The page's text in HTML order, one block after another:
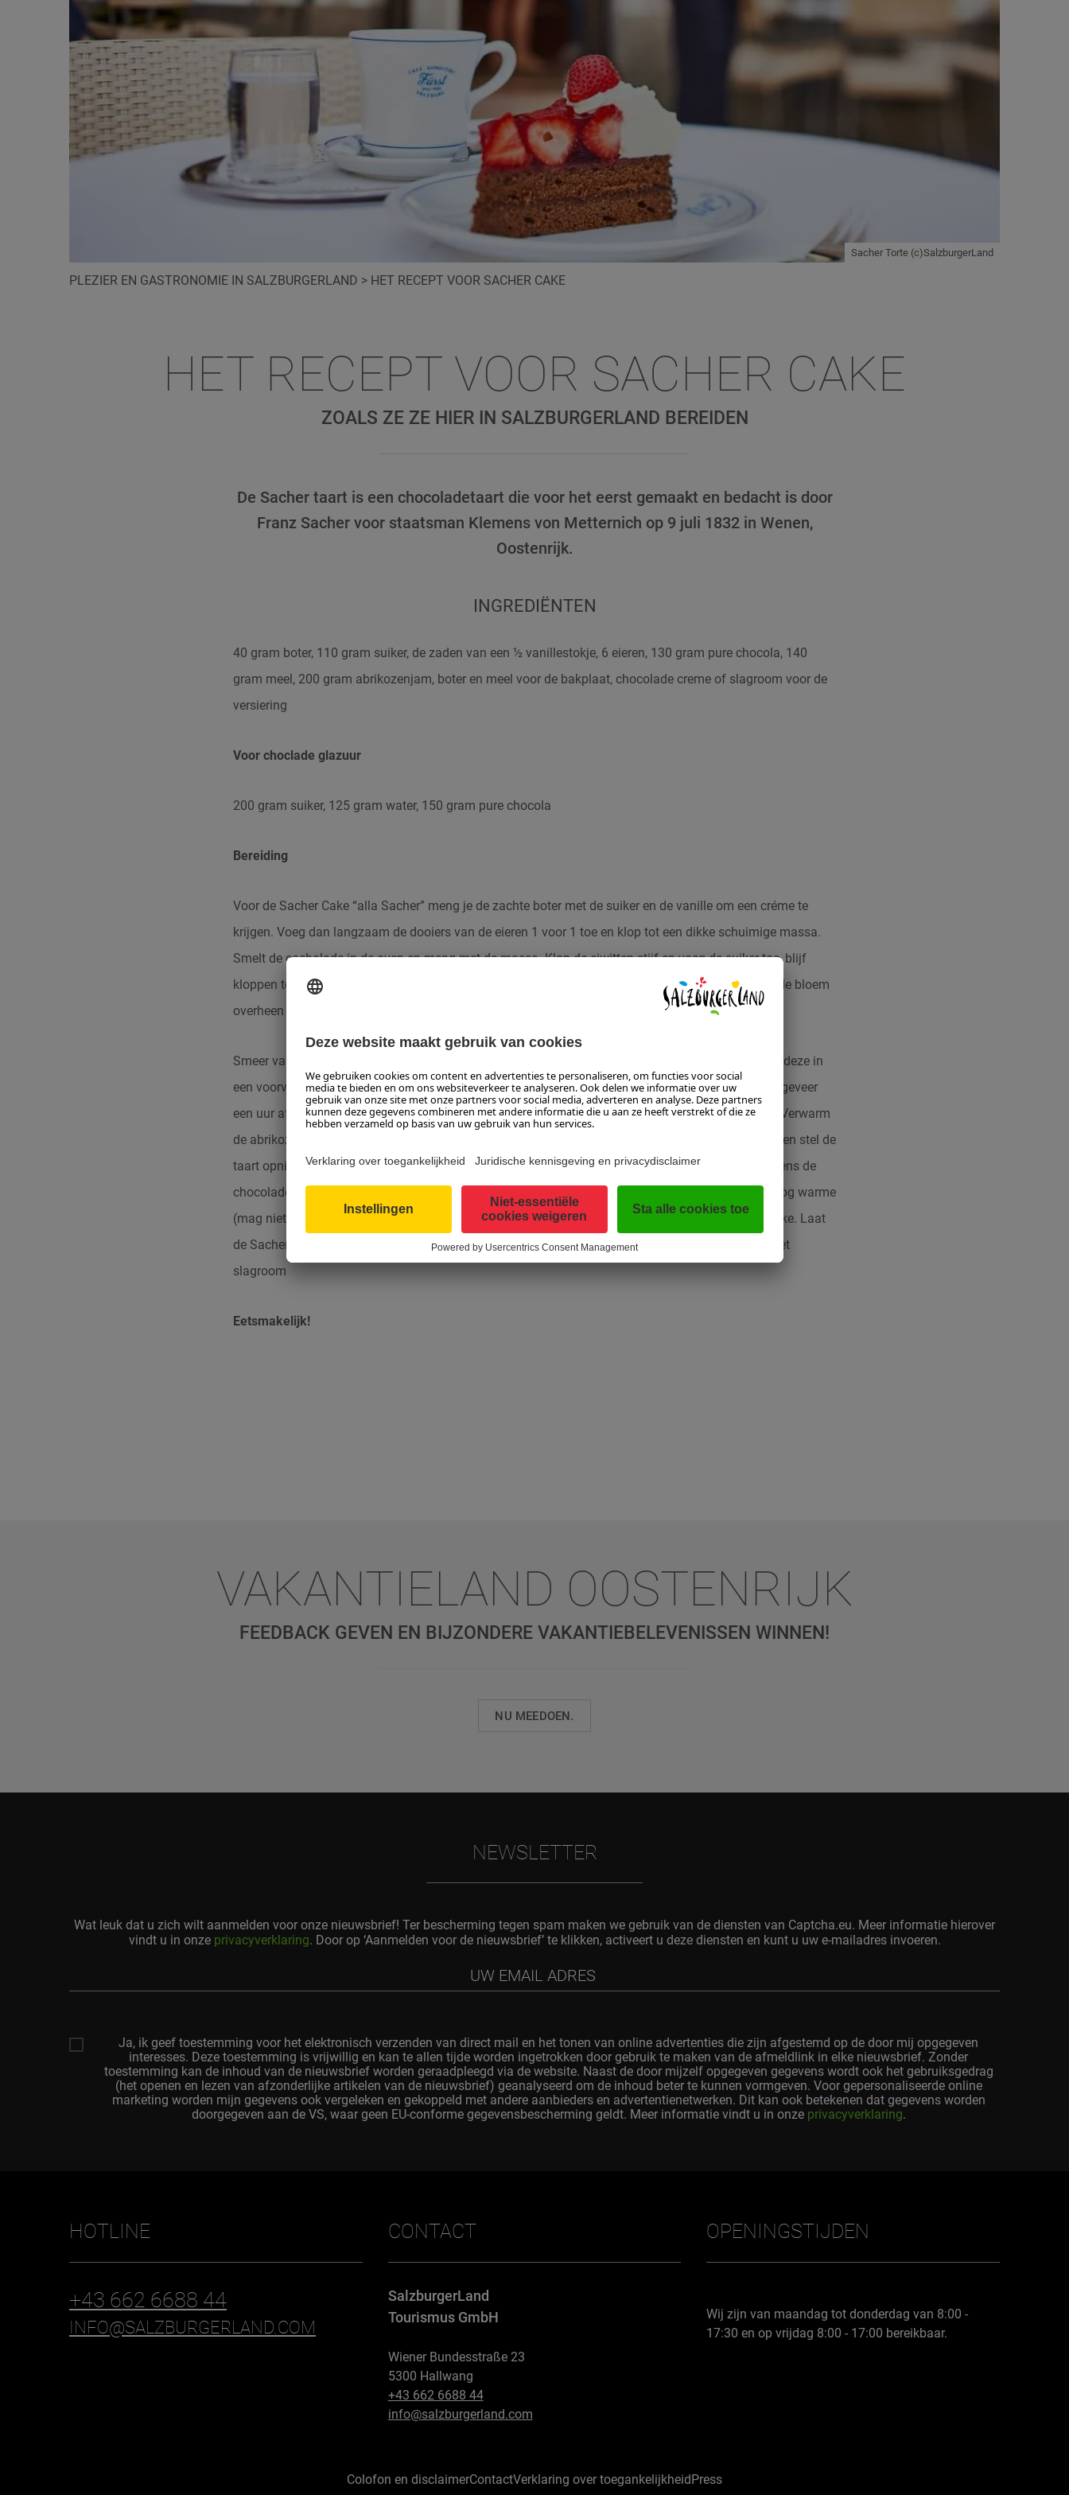
Sacher Torte (c)SalzburgerLand
PLEZIER EN GASTRONOMIE IN SALZBURGERLAND > HET RECEPT VOOR SACHER CAKE
HET RECEPT VOOR SACHER CAKE
ZOALS ZE ZE HIER IN SALZBURGERLAND BEREIDEN
De Sacher taart is een chocoladetaart die voor het eerst gemaakt en bedacht is door
Franz Sacher voor staatsman Klemens von Metternich op 9 juli 1832 in Wenen,
Oostenrijk.
INGREDIËNTEN
40 gram boter, 110 gram suiker, de zaden van een ½ vanillestokje, 6 eieren, 130 gram pure chocola, 140
gram meel, 200 gram abrikozenjam, boter en meel voor de bakplaat, chocolade creme of slagroom voor de
versiering
Voor choclade glazuur
200 gram suiker, 125 gram water, 150 gram pure chocola
Bereiding
Voor de Sacher Cake “alla Sacher” meng je de zachte boter met de suiker en de vanille om een créme te
krijgen. Voeg dan langzaam de dooiers van de eieren 1 voor 1 toe en klop tot een dikke schuimige massa.
Smelt de cocholade in de oven en meng met de massa. Klop de eiwitten stijf en voeg de suiker toe, blijf
kloppen tot de massa stevig en glanzend is. Voeg de eiwitten toe aan de eierdooiermassa, zeef er de bloem
overheen en roer zachten met een pollepel.
Smeer van de ronde taartvorm met boter en bloem tot de rand in. Giet de massa in de vorm en bak deze in
een voorverwarmde oven op 170 graden gedurende 55 tot 60 minuten. Laat de taart vervolgens ongeveer
een uur afkoelen. Verwijder het blik en snijd de taart horizontaal doormidden met een scherp mes. Verwarm
de abrikozenjam lichtjes, meng het tot een homogeen mengsel, dek beide schijven van de basis af en stel de
taart opnieuw samen. Bestrijk de randen met de jam en laat deze een beetje drogen. Smelt vervolgens de
chocolade in een bain-marie en doe er boter in. Blijf roeren tot je een dik glazuur krijgt. Giet al het nog warme
(mag niet te heet zijn) glazuur in één keer en spatel op de randen slechts het minimaal noodzakelijke. Laat
de Sacher cake enkele uren drogen, tot het glazuur goed uitgehard is. Snijd in plakjes en serveer met
slagroom
Eetsmakelijk!
VAKANTIELAND OOSTENRIJK
FEEDBACK GEVEN EN BIJZONDERE VAKANTIEBELEVENISSEN WINNEN!
NU MEEDOEN.
NEWSLETTER
Wat leuk dat u zich wilt aanmelden voor onze nieuwsbrief! Ter bescherming tegen spam maken we gebruik van de diensten van Captcha.eu. Meer informatie hierover
vindt u in onze privacyverklaring. Door op ‘Aanmelden voor de nieuwsbrief’ te klikken, activeert u deze diensten en kunt u uw e-mailadres invoeren.
Adres
Ja, ik geef toestemming voor het elektronisch verzenden van direct mail en het tonen van online advertenties die zijn afgestemd op de door mij opgegeven
interesses. Deze toestemming is vrijwillig en kan te allen tijde worden ingetrokken door gebruik te maken van de afmeldlink in elke nieuwsbrief. Zonder
toestemming kan de inhoud van de nieuwsbrief worden geraadpleegd via de website. Naast de door mijzelf opgegeven gegevens wordt ook het gebruiksgedrag
(het openen en lezen van afzonderlijke artikelen van de nieuwsbrief) geanalyseerd om de inhoud beter te kunnen vormgeven. Voor gepersonaliseerde online
marketing worden mijn gegevens ook vergeleken en gekoppeld met andere aanbieders en advertentienetwerken. Dit kan ook betekenen dat gegevens worden
doorgegeven aan de VS, waar geen EU-conforme gegevensbescherming geldt. Meer informatie vindt u in onze privacyverklaring.
HOTLINE
+43 662 6688 44
INFO@SALZBURGERLAND.COM
CONTACT
SalzburgerLand
Tourismus GmbH
Wiener Bundesstraße 23
5300 Hallwang
+43 662 6688 44
info@salzburgerland.com
OPENINGSTIJDEN
Wij zijn van maandag tot donderdag van 8:00 -
17:30 en op vrijdag 8:00 - 17:00 bereikbaar.
Colofon en disclaimerContactVerklaring over toegankelijkheidPress